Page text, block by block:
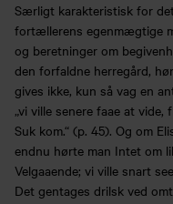
Særligt karakteristisk for
fortællerens egenmægtige
og beretninger om
den forfaldne herregård,
gives ikke, kun så vag en
„vi ville senere faae at
Suk kom.“ (p. 45). Og om
endnu hørte man Intet om
Velgaaende; vi ville snart
Det gentages drilsk ved